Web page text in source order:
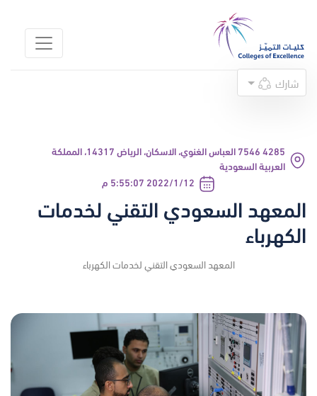
شارك
4285 7546 العباس الغنوي، الاسكان، الرياض 14317، المملكة
العربية السعودية
12‏‏/1‏‏/2022 5:55:07 م
المعهد السعودي التقني لخدمات
الكهرباء
المعهد السعودي التقني لخدمات الكهرباء